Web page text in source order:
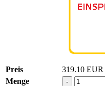
Preis 319.10 EUR
Menge
-